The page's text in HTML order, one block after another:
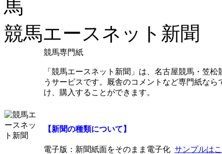
競馬エースネット新聞
競馬専門紙
「競馬エースネット新聞」は、名古屋競馬・笠
うサービスです。厩舎のコメントなど専門紙な
け、購入することができます。
【新聞の種類について】
電子版 ：新聞紙面をそのまま電子化 サンプルは